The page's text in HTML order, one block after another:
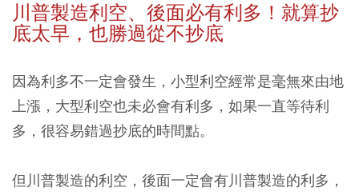
川普製造利空、後面必有利多！就算抄
底太早，也勝過從不抄底
因為利多不一定會發生，小型利空經常是毫無來由地
上漲，大型利空也未必會有利多，如果一直等待利
多，很容易錯過抄底的時間點。
但川普製造的利空，後面一定會有川普製造的利多，